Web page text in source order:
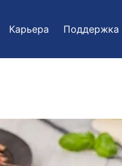
Карьера Поддержка